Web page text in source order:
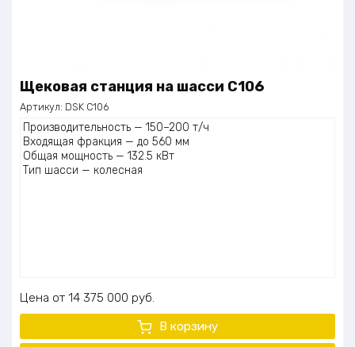
Щековая станция на шасси С106
Артикул: DSK С106
Производительность — 150–200 т/ч
Входящая фракция — до 560 мм
Общая мощность — 132.5 кВт
Тип шасси — колесная
Цена 14 375 000 руб.
В корзину